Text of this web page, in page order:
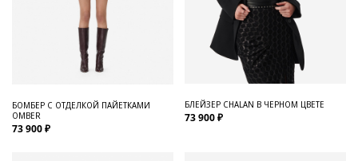
БОМБЕР С ОТДЕЛКОЙ ПАЙЕТКАМИ
OMBER
73 900 ₽
БЛЕЙЗЕР CHALAN В ЧЕРНОМ ЦВЕТЕ
73 900 ₽